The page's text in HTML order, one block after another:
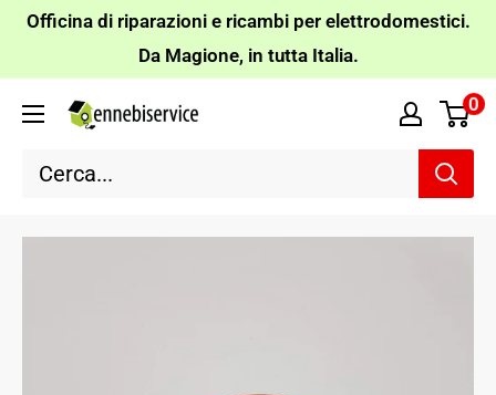
Vai
contenuto
Officina di riparazioni e ricambi per elettrodomestici.
Da Magione, in tutta Italia.
Ennebiservice 0